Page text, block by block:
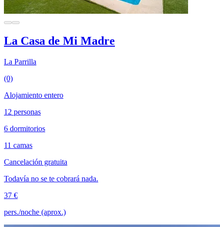
La Casa de Mi Madre
La Parrilla
(0)
Alojamiento entero
12 personas
6 dormitorios
11 camas
Cancelación gratuita
Todavía no se te cobrará nada.
37 €
pers./noche (aprox.)